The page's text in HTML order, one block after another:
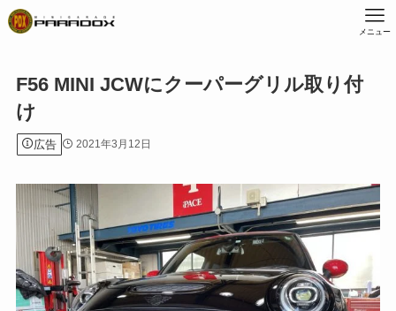
メニュー
F56 MINI JCWにクーパーグリル取り付
け
広告 2021年3月12日